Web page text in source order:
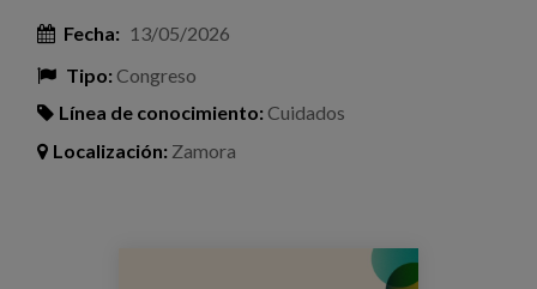
Fecha: 13/05/2026
Tipo:Congreso
Línea de conocimiento:Cuidados
Localización: Zamora